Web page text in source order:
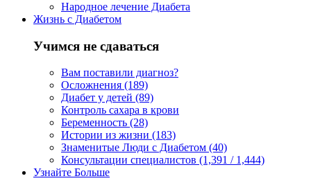
Народное лечение Диабета
Жизнь с Диабетом
Учимся не сдаваться
Вам поставили диагноз?
Осложнения (189)
Диабет у детей (89)
Контроль сахара в крови
Беременность (28)
Истории из жизни (183)
Знаменитые Люди с Диабетом (40)
Консультации специалистов (1,391 / 1,444)
Узнайте Больше